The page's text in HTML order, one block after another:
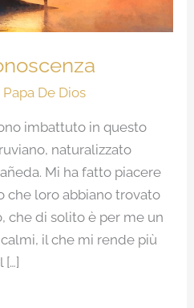
De Dios
imbattuto in questo
naturalizzato
Mi ha fatto piacere
che loro abbiano trovato
che di solito è per me un
il che mi rende più